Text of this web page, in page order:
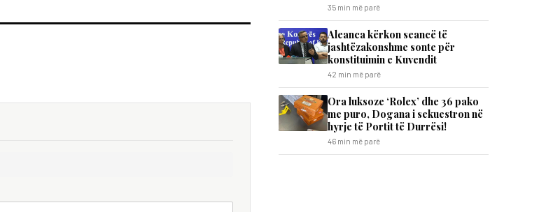
35 min më parë
Aleanca kërkon seancë të
jashtëzakonshme sonte për
konstituimin e Kuvendit
42 min më parë
Ora luksoze ‘Rolex’ dhe 36 pako
me puro, Dogana i sekuestron në
hyrje të Portit të Durrësi!
46 min më parë